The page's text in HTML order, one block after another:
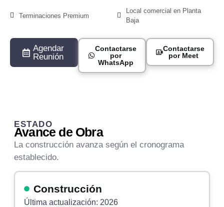
Terminaciones Premium
Local comercial en Planta
Baja
Agendar
Reunión
Contactarse
por
WhatsApp
Contactarse
por Meet
ESTADO
Avance de Obra
La construcción avanza según el cronograma
establecido.
Construcción
Última actualización: 2026